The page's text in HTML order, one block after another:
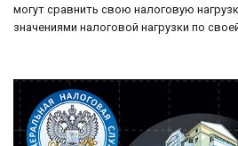
могут сравнить свою налоговую
значениями налоговой нагрузки по